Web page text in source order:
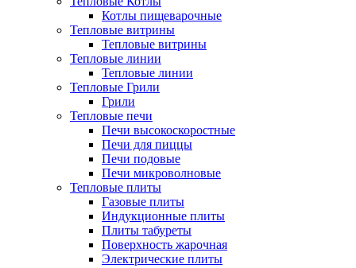
Котлы пищеварочные
Тепловые витрины
Тепловые витрины
Тепловые линии
Тепловые линии
Тепловые Грили
Грили
Тепловые печи
Печи высокоскоростные
Печи для пиццы
Печи подовые
Печи микроволновые
Тепловые плиты
Газовые плиты
Индукционные плиты
Плиты табуреты
Поверхность жарочная
Электрические плиты